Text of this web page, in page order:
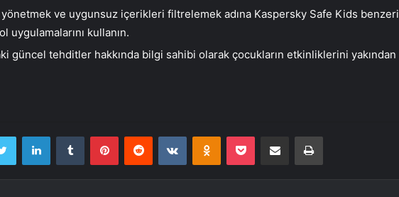
ve uygunsuz içerikleri filtrelemek adına Kaspersky Safe Kids benzeri
uygulamalarını kullanın.
güncel tehditler hakkında bilgi sahibi olarak çocukların etkinliklerini yakından
Twitter LinkedInTumblr PinterestReddit VKontakteOdnoklassniki
Pocket E-Posta ile paylaş Yazdır